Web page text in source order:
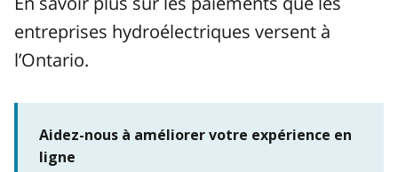
entreprises hydroélectriques versent à
l’Ontario.
Aidez-nous à améliorer votre expérience en
ligne